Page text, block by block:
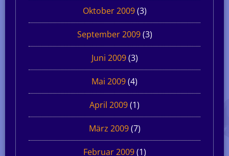
Oktober 2009(3)
September 2009(3)
Juni 2009(3)
Mai 2009(4)
April 2009(1)
März 2009(7)
Februar 2009(1)